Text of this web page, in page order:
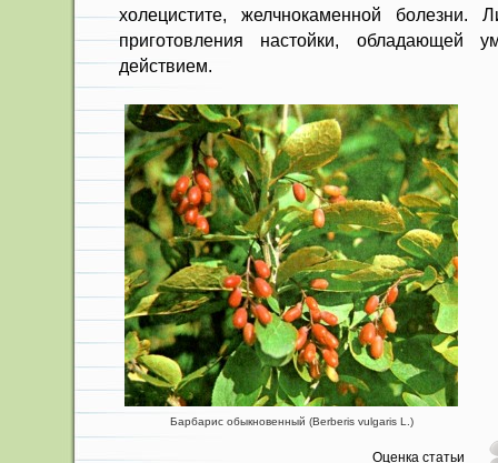
холецистите, желчнокаменной болезни.
приготовления нас­тойки, обладающей
действием.
Барбарис обыкновенный (Berberis vulgaris L.)
Оценка статьи